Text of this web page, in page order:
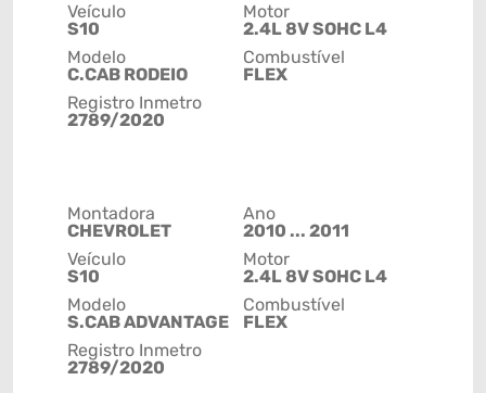
Veículo
S10
Modelo
C.CAB RODEIO
Motor
2.4L 8V SOHC L4
Combustível
FLEX
Registro Inmetro
2789/2020
Montadora
CHEVROLET
Veículo
S10
Modelo
S.CAB ADVANTAGE
Ano
2010 ... 2011
Motor
2.4L 8V SOHC L4
Combustível
FLEX
Registro Inmetro
2789/2020